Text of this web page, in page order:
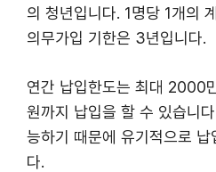
의 청년입니다. 1명당 1개의
의무가입 기한은 3년입니다.
연간 납입한도는 최대 2000
원까지 납입을 할 수 있습니
능하기 때문에 유기적으로 납
다.